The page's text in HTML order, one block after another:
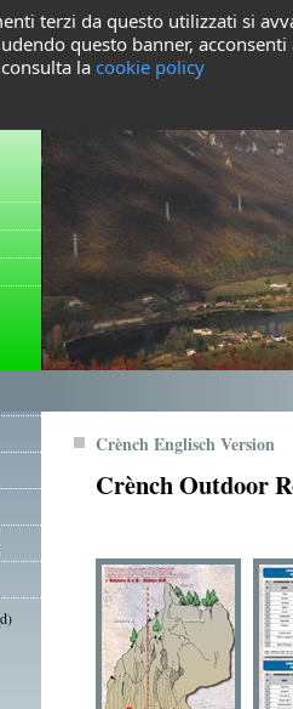
Crènch Englisch Version
Crènch Outdoor
terzi da questo utilizzati si
questo banner,
la cookie policy